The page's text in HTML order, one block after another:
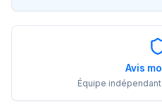
Avis
Équipe